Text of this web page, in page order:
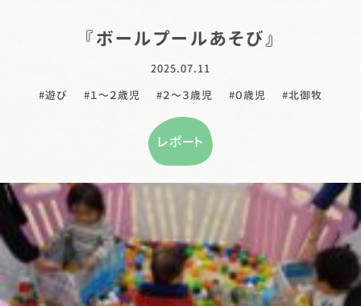
『ボールプールあそび』
2025.07.11
遊び
１〜２歳児 ２〜３歳児 ０歳児 北御牧
レポート